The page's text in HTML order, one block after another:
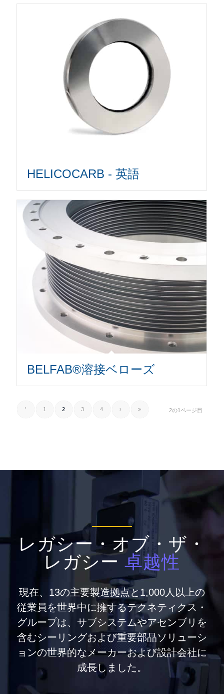
HELICOCARB - 英語
BELFAB®溶接ベローズ
2の1ページ目
' 1 2 3 4 › »
レガシー・オブ・ザ・
レガシー卓越性
現在、13の主要製造拠点と1,000人以上の
従業員を世界中に擁するテクネティクス・
グループは、サブシステムやアセンブリを
含むシーリングおよび重要部品ソリューシ
ョンの世界的なメーカーおよび設計会社に
成長しました。